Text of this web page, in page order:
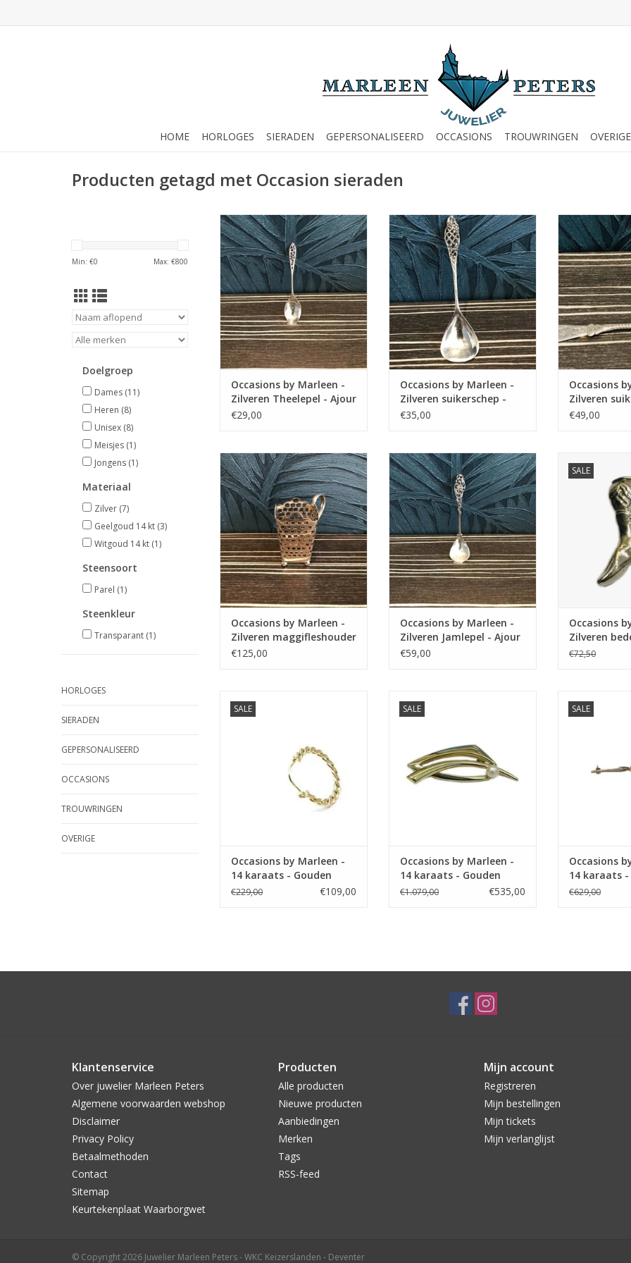
HOME HORLOGES SIERADEN GEPERSONALISEERD OCCASIONS TROUWRINGEN OVERIGE
Producten getagd met Occasion sieraden
Min: €0 Max: €800
Doelgroep
Dames (11)
Heren (8)
Unisex (8)
Meisjes (1)
Jongens (1)
Materiaal
Zilver (7)
Geelgoud 14 kt (3)
Witgoud 14 kt (1)
Steensoort
Parel (1)
Steenkleur
Transparant (1)
HORLOGES
SIERADEN
GEPERSONALISEERD
OCCASIONS
TROUWRINGEN
OVERIGE
Occasions by Marleen Occasions
by Marleen - Zilveren Theelepel -
Ajour
TOEVOEGEN AAN WINKELWAGEN
Occasions by Marleen -
Zilveren Theelepel - Ajour
€29,00
Occasions by Marleen Occasions
by Marleen - Zilveren suikerschep
- Rococo Ajour
TOEVOEGEN AAN WINKELWAGEN
Occasions by Marleen -
Zilveren suikerschep -
Rococo Ajour
€35,00
Occasions by
by Marleen -
-
TOEVOEGEN
Occasions
Zilveren
Hanekam
€49,00
Occasions by Marleen Occasions
by Marleen - Zilveren
maggifleshouder
TOEVOEGEN AAN WINKELWAGEN
Occasions by Marleen -
Zilveren maggifleshouder
€125,00
Occasions by Marleen Occasions
by Marleen - Zilveren Jamlepel -
Ajour
TOEVOEGEN AAN WINKELWAGEN
Occasions by Marleen -
Zilveren Jamlepel - Ajour
€59,00
SALE
by Marleen -
TOEVOEGEN
Occasions
Zilveren
€72,50
SALE
by Marleen - 14 karaats - Gouden
TOEVOEGEN AAN WINKELWAGEN
Occasions by Marleen -
14 karaats - Gouden
oorring
€229,00 €109,00
SALE
by Marleen - 14 karaats - Gouden
TOEVOEGEN AAN WINKELWAGEN
Occasions by Marleen -
14 karaats - Gouden
broche - Cultive parel
€1.079,00 €535,00
SALE
by Marleen - 14
Occasions
14 karaats -
broche -
€629,00
Klantenservice
Over juwelier Marleen Peters
Algemene voorwaarden webshop
Disclaimer
Privacy Policy
Betaalmethoden
Contact
Sitemap
Keurtekenplaat Waarborgwet
Producten
Alle producten
Nieuwe producten
Aanbiedingen
Merken
Tags
RSS-feed
Mijn account
Registreren
Mijn bestellingen
Mijn tickets
Mijn verlanglijst
© Copyright 2026 Juwelier Marleen Peters - WKC Keizerslanden - Deventer